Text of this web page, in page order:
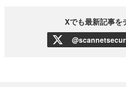
Xでも最新記事を